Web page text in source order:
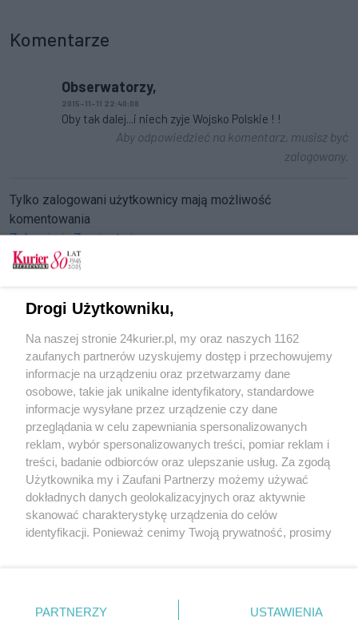
Komentarze
Obserwatorzy,
2015-11-11 22:40:08
Oby tak dalej...i niech zyje Wojsko Polskie ! !
Aby odpowiedzieć na komentarz, musisz być
zalogowany.
Tylko zalogowani użytkownicy mają możliwość
komentowania
Zaloguj sięZarejestruj
CZYTAJ TAKŻE
Świętowali na koniach
Święto Niepodległości w Pyrzycach
I póki kropla jest w Bałtyku...
POGODA
19
Zobacz prognozę na 3 dni
Drogi Użytkowniku,
Na naszej stronie 24kurier.pl, my oraz naszych 1162
zaufanych partnerów uzyskujemy dostęp i przechowujemy
informacje na urządzeniu oraz przetwarzamy dane
osobowe, takie jak unikalne identyfikatory, standardowe
informacje wysyłane przez urządzenie czy dane
przeglądania w celu zapewniania spersonalizowanych
reklam, wybór spersonalizowanych treści, pomiar reklam i
treści, badanie odbiorców oraz ulepszanie usług. Za zgodą
Użytkownika my i Zaufani Partnerzy możemy używać
dokładnych danych geolokalizacyjnych oraz aktywnie
skanować charakterystykę urządzenia do celów
identyfikacji. Ponieważ cenimy Twoją prywatność, prosimy
prywatności znajdujący się w lewym dolnym rogu strony
PARTNERZY USTAWIENIA